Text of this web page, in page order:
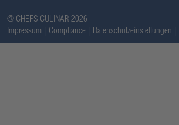
@ CHEFS CULINAR 2026
Impressum
Compliance Datenschutzeinstellungen